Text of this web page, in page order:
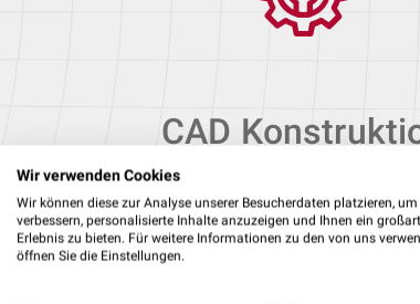
CAD
MitSolidWorksundAutodesk
erstellen wir 3D Modelle, Baugruppen,
Wir verwenden Cookies
Wir können diese zur Analyse unserer Besucherdaten platzieren,
verbessern, personalisierte Inhalte anzuzeigen und Ihnen ein
Erlebnis zu bieten. Für weitere Informationen zu den von uns
öffnen Sie die Einstellungen.